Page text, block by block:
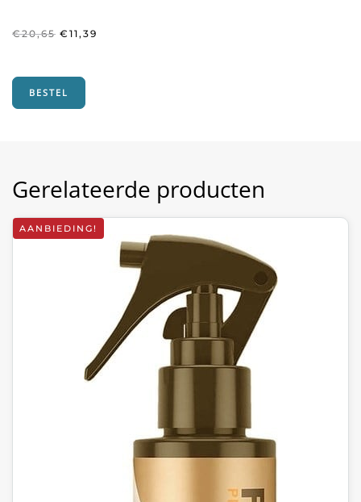
€20,65 Oorspronkelijke
€ 11,39
BESTEL
Gerelateerde producten
AANBIEDING!